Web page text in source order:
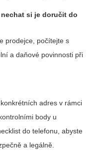
si je doručit do
prodejce, počítejte s
a daňové povinnosti při
adres v rámci
body u
do telefonu, abyste
a legálně.